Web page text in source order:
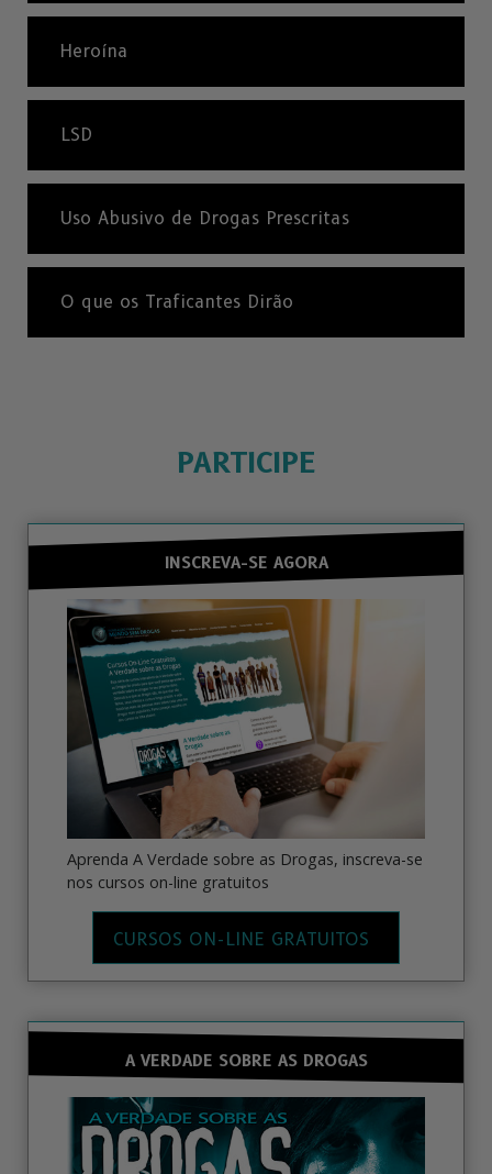
Heroína
LSD
Uso Abusivo de Drogas Prescritas
O que os Traficantes Dirão
PARTICIPE
INSCREVA-SE AGORA
Aprenda A Verdade sobre as Drogas, inscreva-se
nos cursos on-line gratuitos
CURSOS ON-LINE GRATUITOS
A VERDADE SOBRE AS DROGAS